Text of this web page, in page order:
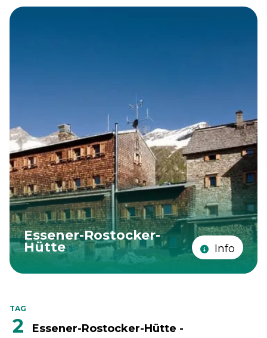
Essener-Rostocker-
Hütte Info
TAG
2
Essener-Rostocker-Hütte -